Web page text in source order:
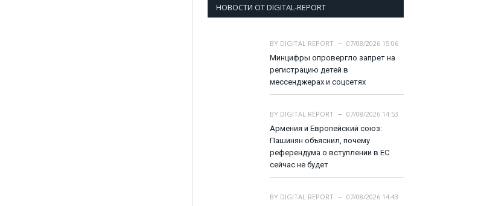
НОВОСТИ ОТ DIGITAL-REPORT
BY DIGITAL REPORT
07/08/2026 15:06
Минцифры опровергло запрет на
регистрацию детей в
мессенджерах и соцсетях
BY DIGITAL REPORT
07/08/2026 14:53
Армения и Европейский союз:
Пашинян объяснил, почему
референдума о вступлении в ЕС
сейчас не будет
BY DIGITAL REPORT
07/08/2026 14:43